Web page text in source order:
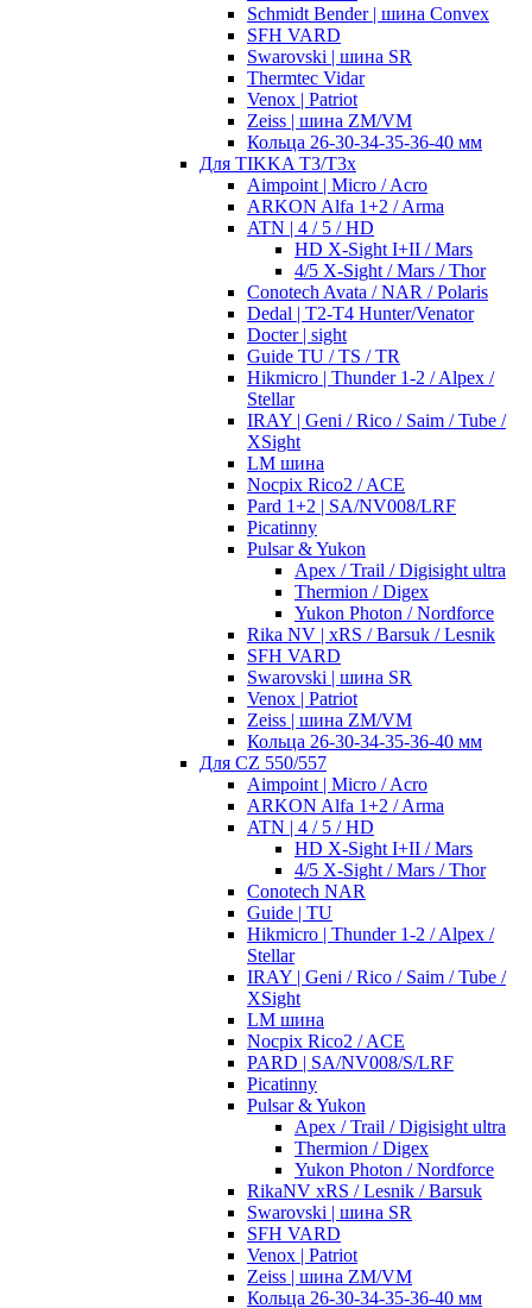
Schmidt Bender | шина Convex
SFH VARD
Swarovski | шина SR
Thermtec Vidar
Venox | Patriot
Zeiss | шина ZM/VM
Кольца 26-30-34-35-36-40 мм
Для TIKKA T3/T3x
Aimpoint | Micro / Acro
ARKON Alfa 1+2 / Arma
ATN | 4 / 5 / HD
HD X-Sight I+II / Mars
4/5 X-Sight / Mars / Thor
Conotech Avata / NAR / Polaris
Dedal | T2-T4 Hunter/Venator
Docter | sight
Guide TU / TS / TR
Hikmicro | Thunder 1-2 / Alpex /
Stellar
IRAY | Geni / Rico / Saim / Tube /
XSight
LM шина
Nocpix Rico2 / ACE
Pard 1+2 | SA/NV008/LRF
Picatinny
Pulsar & Yukon
Apex / Trail / Digisight ultra
Thermion / Digex
Yukon Photon / Nordforce
Rika NV | xRS / Barsuk / Lesnik
SFH VARD
Swarovski | шина SR
Venox | Patriot
Zeiss | шина ZM/VM
Кольца 26-30-34-35-36-40 мм
Для CZ 550/557
Aimpoint | Micro / Acro
ARKON Alfa 1+2 / Arma
ATN | 4 / 5 / HD
HD X-Sight I+II / Mars
4/5 X-Sight / Mars / Thor
Conotech NAR
Guide | TU
Hikmicro | Thunder 1-2 / Alpex /
Stellar
IRAY | Geni / Rico / Saim / Tube /
XSight
LM шина
Nocpix Rico2 / ACE
PARD | SA/NV008/S/LRF
Picatinny
Pulsar & Yukon
Apex / Trail / Digisight ultra
Thermion / Digex
Yukon Photon / Nordforce
RikaNV xRS / Lesnik / Barsuk
Swarovski | шина SR
SFH VARD
Venox | Patriot
Zeiss | шина ZM/VM
Кольца 26-30-34-35-36-40 мм